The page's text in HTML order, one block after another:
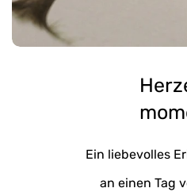
Ein liebevolles
an einen Tag